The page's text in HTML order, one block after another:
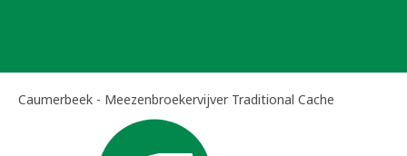
Caumerbeek - Meezenbroekervijver Traditional Cache